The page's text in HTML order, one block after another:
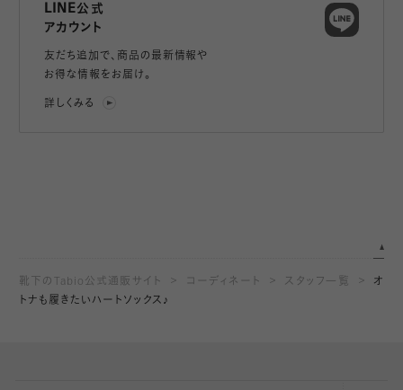
LINE公式
アカウント
友だち追加で、 商品の最新情報や
お得な情報をお届け。
詳しくみる
靴下のTabio公式通販サイト コーディネート スタッフ一覧
オ
トナも履きたいハートソックス♪